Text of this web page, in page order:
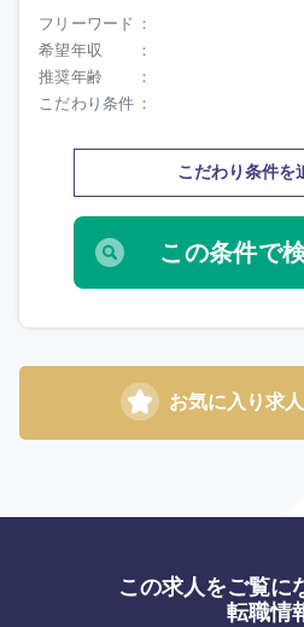
フリーワード
希望年収
推奨年齢
こだわり条件
こだわり条件を
お気に入り求
福岡県
鹿児島県
この求人をご覧に
転職情